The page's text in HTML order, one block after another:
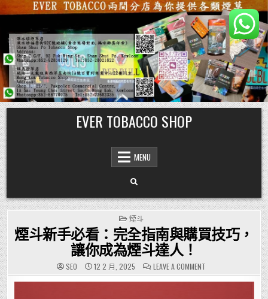
Skip
to
content
EVER TOBACCO SHOP
MENU
POSTED
IN
煙斗
煙斗新手必看：完全指南與購買技巧，
讓你成為煙斗達人！
SEO 12 2 月, 2025 LEAVE A COMMENTON
煙
斗